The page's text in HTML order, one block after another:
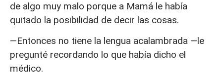
de algo muy malo porque a Mamá le había
quitado la posibilidad de decir las cosas.
—Entonces no tiene la lengua acalambrada —le
pregunté recordando lo que había dicho el
médico.